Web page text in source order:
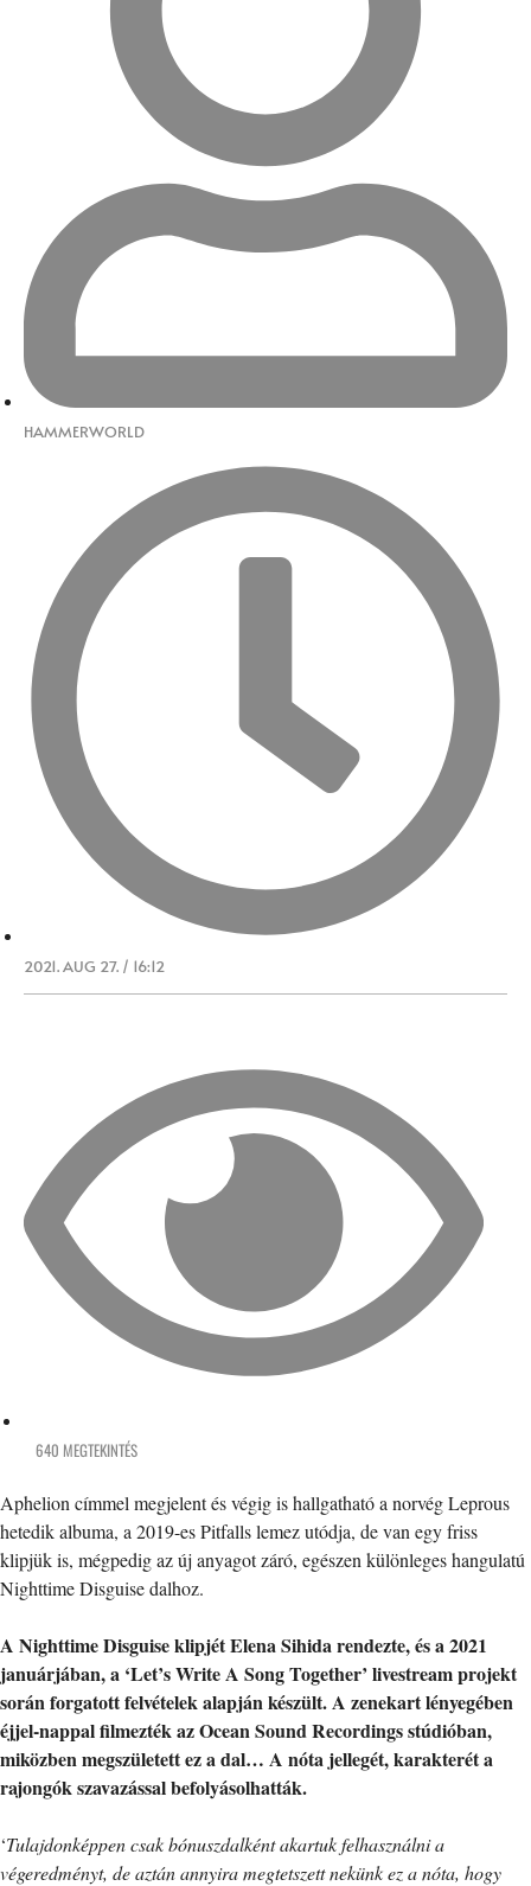
HAMMERWORLD
2021. AUG 27. / 16:12
640 MEGTEKINTÉS
Aphelion címmel megjelent és végig is hallgatható a norvég Leprous
hetedik albuma, a 2019-es Pitfalls lemez utódja, de van egy friss
klipjük is, mégpedig az új anyagot záró, egészen különleges hangulatú
Nighttime Disguise dalhoz.
A Nighttime Disguise klipjét Elena Sihida rendezte, és a 2021
januárjában, a ‘Let’s Write A Song Together’ livestream projekt
során forgatott felvételek alapján készült. A zenekart lényegében
éjjel-nappal filmezték az Ocean Sound Recordings stúdióban,
miközben megszületett ez a dal… A nóta jellegét, karakterét a
rajongók szavazással befolyásolhatták.
‘Tulajdonképpen csak bónuszdalként akartuk felhasználni a
végeredményt, de aztán annyira megtetszett nekünk ez a nóta, hogy